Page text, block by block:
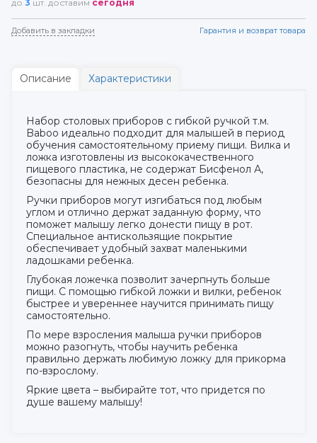
до 3 шт. доставим сегодня
Добавить в закладки Гарантия и возврат товара
Описание Характеристики
Набор столовых приборов с гибкой ручкой т.м.
Baboo идеально подходит для малышей в период
обучения самостоятельному приему пищи. Вилка и
ложка изготовлены из высококачественного
пищевого пластика, не содержат Бисфенол А,
безопасны для нежных десен ребенка.
Ручки приборов могут изгибаться под любым
углом и отлично держат заданную форму, что
поможет малышу легко донести пищу в рот.
Специальное антискользящие покрытие
обеспечивает удобный захват маленькими
ладошками ребенка.
Глубокая ложечка позволит зачерпнуть больше
пищи. С помощью гибкой ложки и вилки, ребенок
быстрее и увереннее научится принимать пищу
самостоятельно.
По мере взросления малыша ручки приборов
можно разогнуть, чтобы научить ребенка
правильно держать любимую ложку для прикорма
по-взрослому.
Яркие цвета – выбирайте тот, что придется по
душе вашему малышу!